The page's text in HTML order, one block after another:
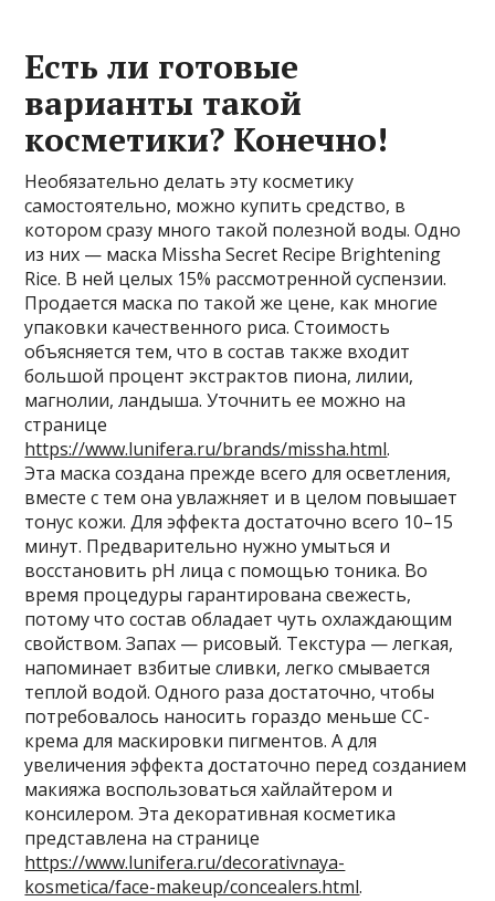
Есть ли готовые
варианты такой
косметики? Конечно!
Необязательно делать эту косметику
самостоятельно, можно купить средство, в
котором сразу много такой полезной воды. Одно
из них — маска Missha Secret Recipe Brightening
Rice. В ней целых 15% рассмотренной суспензии.
Продается маска по такой же цене, как многие
упаковки качественного риса. Стоимость
объясняется тем, что в состав также входит
большой процент экстрактов пиона, лилии,
магнолии, ландыша. Уточнить ее можно на
странице
https://www.lunifera.ru/brands/missha.html.
Эта маска создана прежде всего для осветления,
вместе с тем она увлажняет и в целом повышает
тонус кожи. Для эффекта достаточно всего 10–15
минут. Предварительно нужно умыться и
восстановить pH лица с помощью тоника. Во
время процедуры гарантирована свежесть,
потому что состав обладает чуть охлаждающим
свойством. Запах — рисовый. Текстура — легкая,
напоминает взбитые сливки, легко смывается
теплой водой. Одного раза достаточно, чтобы
потребовалось наносить гораздо меньше CC-
крема для маскировки пигментов. А для
увеличения эффекта достаточно перед созданием
макияжа воспользоваться хайлайтером и
консилером. Эта декоративная косметика
представлена на странице
https://www.lunifera.ru/decorativnaya-
kosmetica/face-makeup/concealers.html.